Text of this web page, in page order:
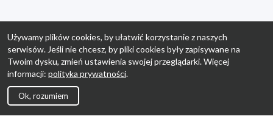
Używamy plików cookies, by ułatwić korzystanie z naszych
serwisów. Jeśli nie chcesz, by pliki cookies były zapisywane na
Twoim dysku, zmień ustawienia swojej przeglądarki. Więcej
informacji: polityka prywatności.
Ok, rozumiem